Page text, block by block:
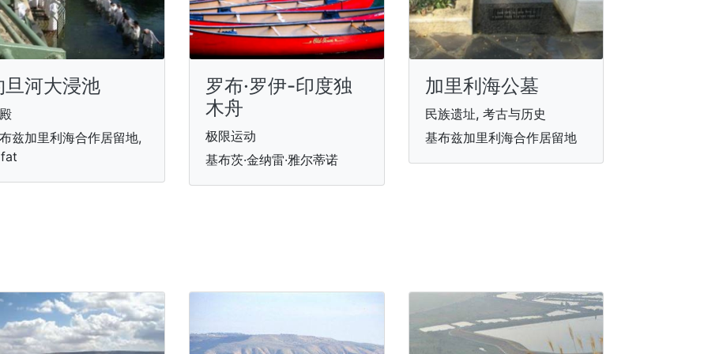
旦河大浸池
兹加里利海合作居留地,
罗布·罗伊-印度独
木舟
极限运动
基布茨·金纳雷·雅尔蒂诺
加里利海公墓
民族遗址, 考古与历史
基布兹加里利海合作居留地